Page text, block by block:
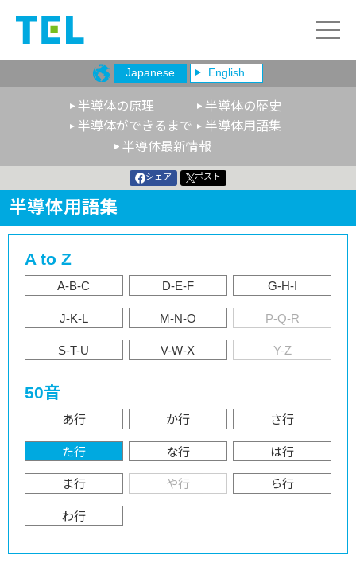
Japanese English
半導体の原理
半導体の歴史
半導体ができるまで
半導体用語集
半導体最新情報
シェア ポスト
半導体用語集
A to Z
A-B-C D-E-F G-H-I
J-K-L M-N-O P-Q-R
S-T-U V-W-X Y-Z
50音
あ行 か行 さ行
た行 な行 は行
ま行 や行 ら行
わ行